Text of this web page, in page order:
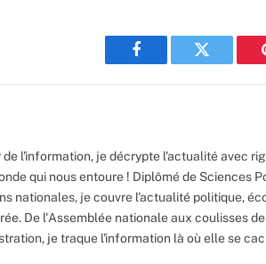
Facebook Twitter
l'information, je décrypte l'actualité avec
qui nous entoure ! Diplômé de Sciences
nationales, je couvre l'actualité politique,
De l'Assemblée nationale aux coulisses
je traque l'information là où elle se